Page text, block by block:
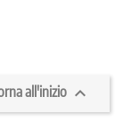
all'inizio 